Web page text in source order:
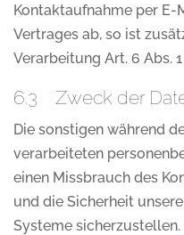
Kontaktaufnahme per E-
Vertrages ab, so ist
Verarbeitung Art. 6 Abs. 1
6.3 Zweck der
Die sonstigen während
verarbeiteten
einen Missbrauch des
und die Sicherheit
Systeme sicherzustellen.